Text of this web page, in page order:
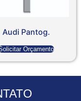
Audi Pantog.
Orçamento